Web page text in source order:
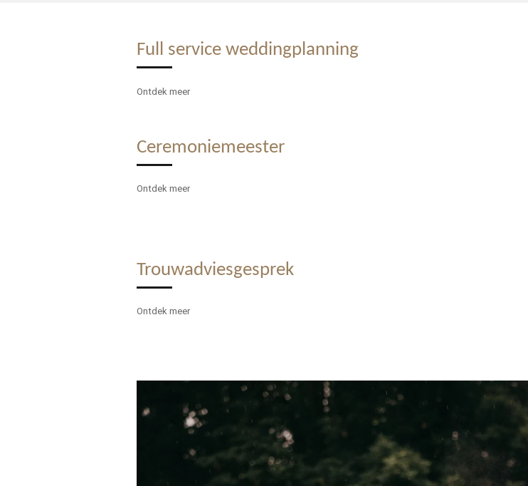
Full service weddingplanning
Ontdek meer
Ceremoniemeester
Ontdek meer
Trouwadviesgesprek
Ontdek meer